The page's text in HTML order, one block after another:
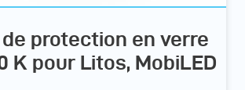
protection en verre
K pour Litos, MobiLED